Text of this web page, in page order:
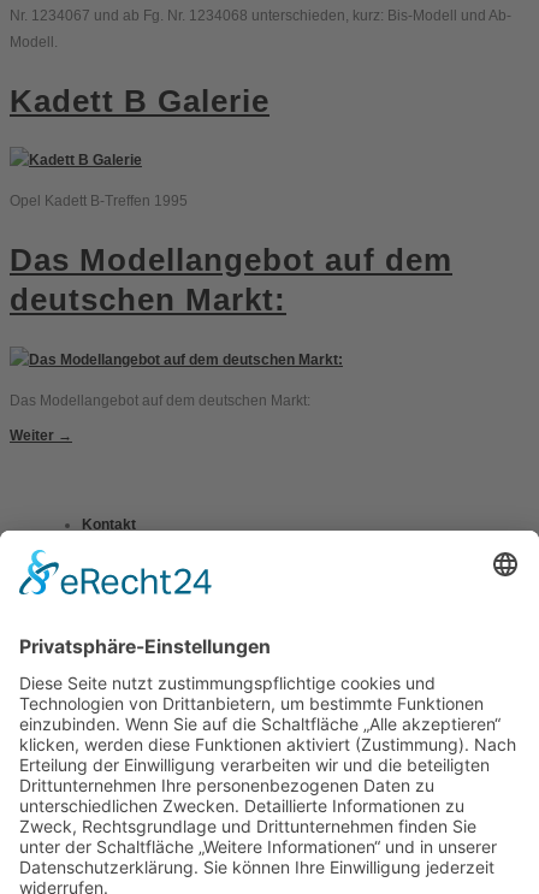
Nr. 1234067 und ab Fg. Nr. 1234068 unterschieden, kurz: Bis-Modell und Ab-
Modell.
Kadett B Galerie
Opel Kadett B-Treffen 1995
Das Modellangebot auf dem
deutschen Markt:
Das Modellangebot auf dem deutschen Markt:
Weiter →
Kontakt
Datenschutzerklärung
Umsetzung:DOUBLE-A-DESIGN